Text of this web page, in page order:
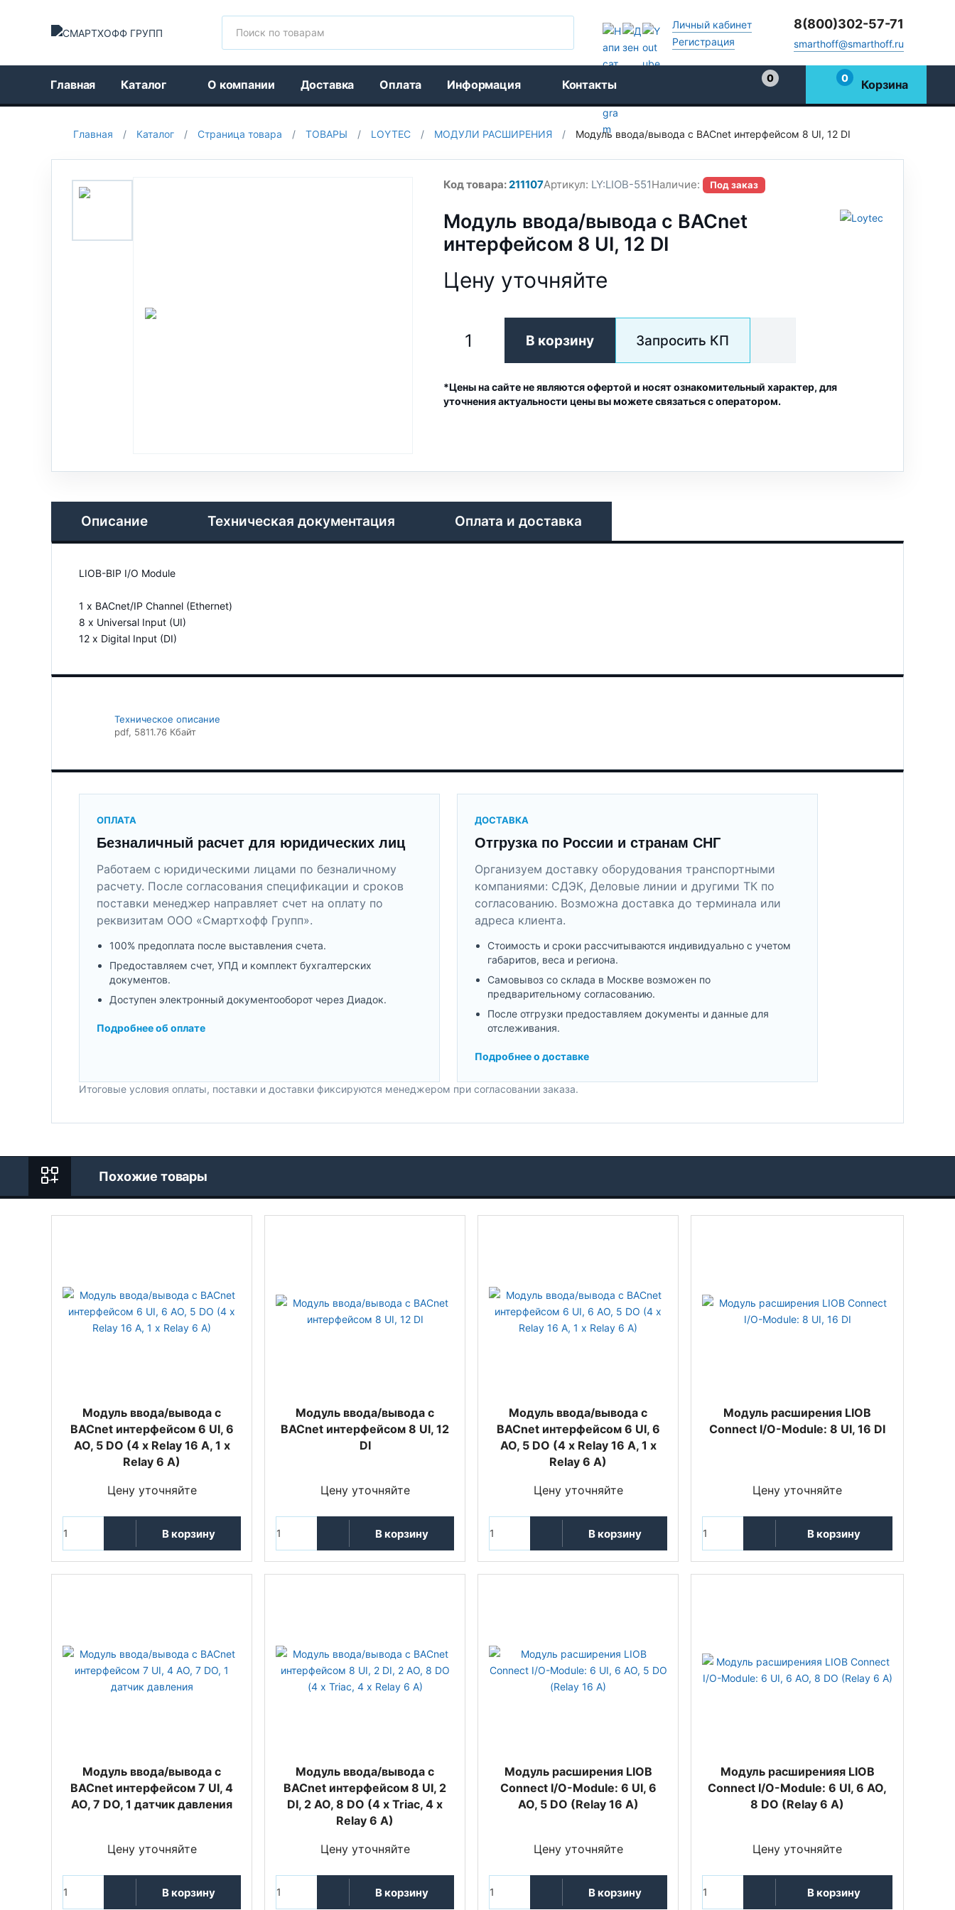
Личный кабинет
Регистрация
8(800)302-57-71
smarthoff@smarthoff.ru
Главная Каталог О компании Доставка Оплата Информация Контакты
0
0 Корзина
Главная / Каталог / Страница товара / ТОВАРЫ / LOYTEC / МОДУЛИ РАСШИРЕНИЯ / Модуль ввода/вывода с BACnet интерфейсом 8 UI, 12 DI
Код товара:211107Артикул: LY:LIOB-551Наличие: Под заказ
Модуль ввода/вывода с BACnet
интерфейсом 8 UI, 12 DI
Цену уточняйте
В корзину Запросить КП
*Цены на сайте не являются офертой и носят ознакомительный характер, для
уточнения актуальности цены вы можете связаться с оператором.
Описание Техническая документация Оплата и доставка
LIOB-BIP I/O Module
1 x BACnet/IP Channel (Ethernet)
8 x Universal Input (UI)
12 x Digital Input (DI)
Техническое описание
pdf, 5811.76 Кбайт
ОПЛАТА
Безналичный расчет для юридических лиц
Работаем с юридическими лицами по безналичному
расчету. После согласования спецификации и сроков
поставки менеджер направляет счет на оплату по
реквизитам ООО «Смартхофф Групп».
100% предоплата после выставления счета.
Предоставляем счет, УПД и комплект бухгалтерских
документов.
Доступен электронный документооборот через Диадок.
Подробнее об оплате
ДОСТАВКА
Отгрузка по России и странам СНГ
Организуем доставку оборудования транспортными
компаниями: СДЭК, Деловые линии и другими ТК по
согласованию. Возможна доставка до терминала или
адреса клиента.
Стоимость и сроки рассчитываются индивидуально с учетом
габаритов, веса и региона.
Самовывоз со склада в Москве возможен по
предварительному согласованию.
После отгрузки предоставляем документы и данные для
отслеживания.
Подробнее о доставке
Итоговые условия оплаты, поставки и доставки фиксируются менеджером при согласовании заказа.
Похожие товары
Модуль ввода/вывода с
BACnet интерфейсом 6 UI, 6
AO, 5 DO (4 x Relay 16 A, 1 x
Relay 6 A)
Цену уточняйте
В корзину
Модуль ввода/вывода с
BACnet интерфейсом 8 UI, 12
DI
Цену уточняйте
В корзину
Модуль ввода/вывода с
BACnet интерфейсом 6 UI, 6
AO, 5 DO (4 x Relay 16 A, 1 x
Relay 6 A)
Цену уточняйте
В корзину
Модуль расширения LIOB
Connect I/O-Module: 8 UI, 16 DI
Цену уточняйте
В корзину
Модуль ввода/вывода с
BACnet интерфейсом 7 UI, 4
AO, 7 DO, 1 датчик давления
Цену уточняйте
В корзину
Модуль ввода/вывода с
BACnet интерфейсом 8 UI, 2
DI, 2 AO, 8 DO (4 x Triac, 4 x
Relay 6 A)
Цену уточняйте
В корзину
Модуль расширения LIOB
Connect I/O-Module: 6 UI, 6
AO, 5 DO (Relay 16 A)
Цену уточняйте
В корзину
Модуль расширенияя LIOB
Connect I/O-Module: 6 UI, 6 AO,
8 DO (Relay 6 A)
Цену уточняйте
В корзину